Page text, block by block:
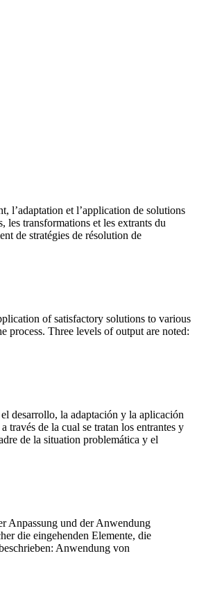
l’adaptation et l’application de solutions
les transformations et les extrants du
de stratégies de résolution de
of satisfactory solutions to various
process. Three levels of output are noted:
desarrollo, la adaptación y la aplicación
través de la cual se tratan los entrantes y
de la situation problemática y el
Anpassung und der Anwendung
die eingehenden Elemente, die
Anwendung von